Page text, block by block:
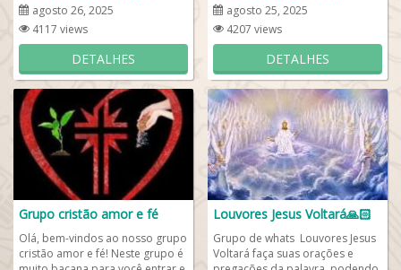
agosto 26, 2025
4117 views
DETALHES
agosto 25, 2025
4207 views
DETALHES
Grupo cristão amor e fé
Olá, bem-vindos ao nosso grupo
cristão amor e fé! Neste grupo é
Louvores Jesus Voltará🙏🏻
Grupo de whats Louvores Jesus
Voltará faça suas orações e